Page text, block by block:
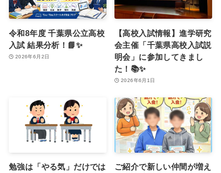
令和8年度 千葉県公立高校
入試 結果分析！📘✨
2026年6月2日
【高校入試情報】進学研究
会主催「千葉県高校入試説
明会」に参加してきまし
た！📚✨
2026年6月1日
勉強は「やる気」だけでは
ご紹介で新しい仲間が増え